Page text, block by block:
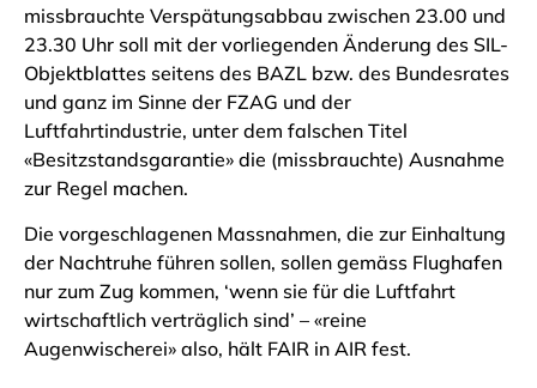
missbrauchte Verspätungsabbau zwischen 23.00 und
23.30 Uhr soll mit der vorliegenden Änderung des SIL-
Objektblattes seitens des BAZL bzw. des Bundesrates
und ganz im Sinne der FZAG und der
Luftfahrtindustrie, unter dem falschen Titel
«Besitzstandsgarantie» die (missbrauchte) Ausnahme
zur Regel machen.
Die vorgeschlagenen Massnahmen, die zur Einhaltung
der Nachtruhe führen sollen, sollen gemäss Flughafen
nur zum Zug kommen, ‘wenn sie für die Luftfahrt
wirtschaftlich verträglich sind’ – «reine
Augenwischerei» also, hält FAIR in AIR fest.